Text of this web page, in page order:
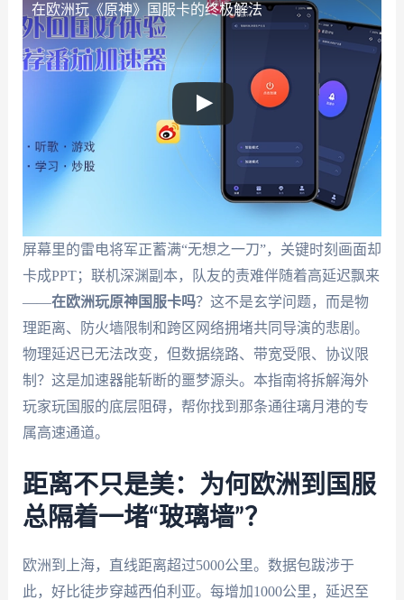
在欧洲玩《原神》国服卡的终极解法
屏幕里的雷电将军正蓄满“无想之一刀”，关键时刻画面却
卡成PPT；联机深渊副本，队友的责难伴随着高延迟飘来
——在欧洲玩原神国服卡吗？这不是玄学问题，而是物
理距离、防火墙限制和跨区网络拥堵共同导演的悲剧。
物理延迟已无法改变，但数据绕路、带宽受限、协议限
制？这是加速器能斩断的噩梦源头。本指南将拆解海外
玩家玩国服的底层阻碍，帮你找到那条通往璃月港的专
属高速通道。
距离不只是美：为何欧洲到国服
总隔着一堵“玻璃墙”？
欧洲到上海，直线距离超过5000公里。数据包跋涉于
此，好比徒步穿越西伯利亚。每增加1000公里，延迟至